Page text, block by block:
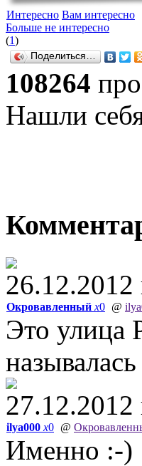
Интересно Вам интересно
Больше не интересно
(1)
Поделиться…
108264
Нашли
26.12.2012
Окровавленный x0 @
Это улица
27.12.2012
ilya000 x0 @
Именно :-)